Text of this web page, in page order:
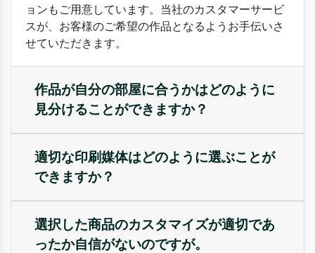
ョンもご用意しています。当社のカスタマーサービ
スが、お客様のご希望の作品となるようお手伝いさ
せていただきます。
作品が自分の部屋に合うかはどのように
見分けることができますか？
適切な印刷媒体はどのように選ぶことが
できますか？
選択した商品のカスタマイズが適切であ
ったか自信がないのですが。